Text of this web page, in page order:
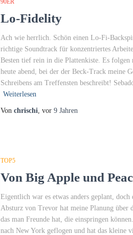
90ER
Lo-Fidelity
Ach wie herrlich. Schön einen Lo-Fi-
richtige Soundtrack für konzentriertes
Besten tief rein in die Plattenkiste. Es
heute abend, bei der der Beck-Track meine
Schreibens am Treffensten beschreibt!
Weiterlesen
Von chrischi, vor 9 Jahren
TOP5
Von Big Apple und
Eigentlich war es etwas anders geplant,
Absturz von Trevor hat meine Planung über
das man Freunde hat, die einspringen
nach New York geflogen und hat das kleine